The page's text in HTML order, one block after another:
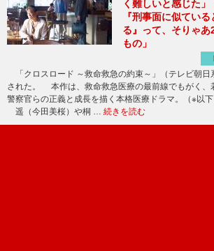
く難しいと感じた
『刑事面に似てい
る』って、そりゃ
もの」
「クロスロード ～救命救急の約束～」（テレビ朝日
された。 本作は、救命救急医療の最前線でもがく、
警察官らの正義と成長を描く本格医療ドラマ。（※以下
遥（今田美桜）や桐 … 続きを読む